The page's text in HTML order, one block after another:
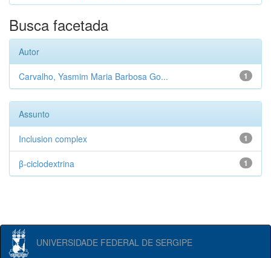
Busca facetada
Autor
1
Carvalho, Yasmim Maria Barbosa Go...
Assunto
1
Inclusion complex
1
β-ciclodextrina
UNIVERSIDADE FEDERAL DE SERGIPE